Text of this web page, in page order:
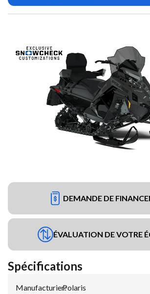
DEMANDE DE
ÉVALUATION DE VOTRE
Spécifications
Manufacturier:
Polaris